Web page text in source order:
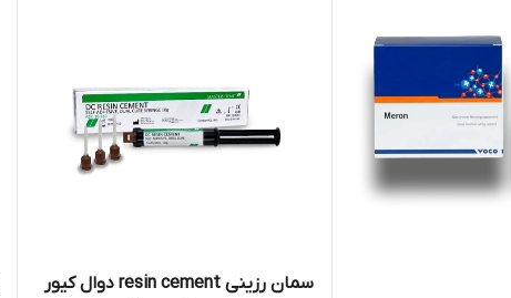
سمان رزینی resin cement دوال کیور